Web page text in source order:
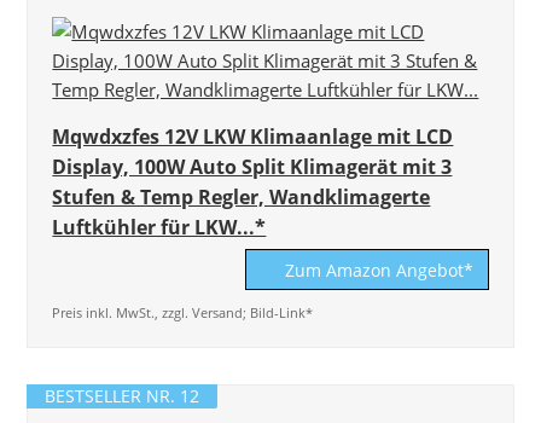
Mqwdxzfes 12V LKW Klimaanlage mit LCD
Display, 100W Auto Split Klimagerät mit 3
Stufen & Temp Regler, Wandklimagerte
Luftkühler für LKW...*
Zum Amazon Angebot*
Preis inkl. MwSt., zzgl. Versand; Bild-Link*
BESTSELLER NR. 12